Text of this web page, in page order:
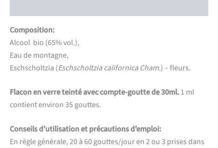
Composition:
Alcool bio (65% vol.),
Eau de montagne,
Eschscholtzia (Eschscholtzia californica Cham.) – fleurs.
Flacon en verre teinté avec compte-goutte de 30ml.1 ml
contient environ 35 gouttes.
Conseils d’utilisation et précautions d’emploi:
En règle générale, 20 à 60 gouttes/jour en 2 ou 3 prises dans